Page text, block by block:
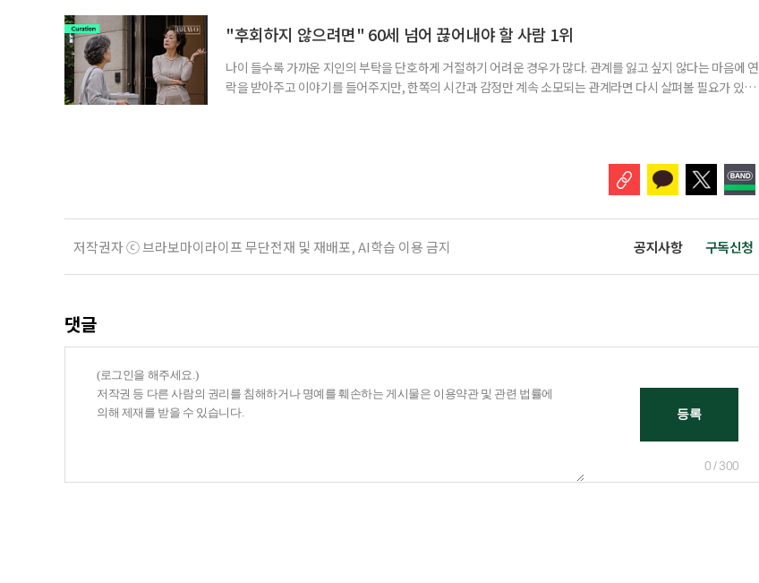
경험이 풍부한 고령자는 중요한 국가 자원이다. 박경하 한국노인인력개발원 선임연구위
"후회하지 않으려면" 60세 넘어 끊어내야 할 사람 1위
나이 들수록 가까운 지인의 부탁을 단호하게 거절하기 어려운 경우가 많다. 관계를 잃고 싶지 않다는 마음에 연
락을 받아주고 이야기를 들어주지만, 한쪽의 시간과 감정만 계속 소모되는 관계라면 다시 살펴볼 필요가 있다.
저작권자 ⓒ 브라보마이라이프 무단전재 및 재배포, AI학습 이용 금지 공지사항 구독신청
댓글
0 / 300